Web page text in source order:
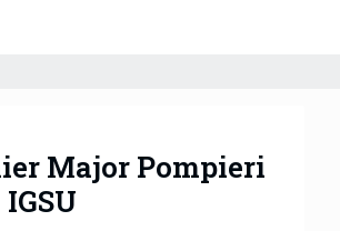
Major Pompieri
IGSU